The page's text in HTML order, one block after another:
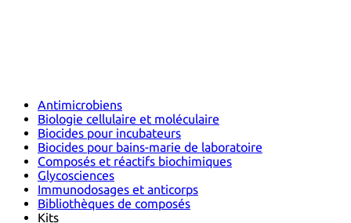
Antimicrobiens
Biologie cellulaire et moléculaire
Biocides pour incubateurs
Biocides pour bains-marie de laboratoire
Composés et réactifs biochimiques
Glycosciences
Immunodosages et anticorps
Bibliothèques de composés
Kits